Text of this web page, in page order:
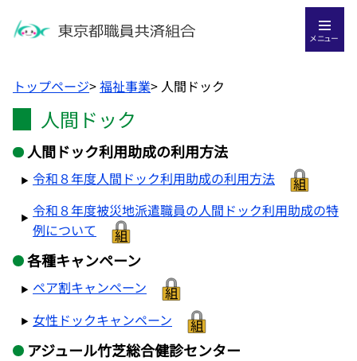
メニュー
トップページ>福祉事業> 人間ドック
人間ドック
人間ドック利用助成の利用方法
令和８年度人間ドック利用助成の利用方法
令和８年度被災地派遣職員の人間ドック利用助成の特
例について
各種キャンペーン
ペア割キャンペーン
女性ドックキャンペーン
アジュール竹芝総合健診センター